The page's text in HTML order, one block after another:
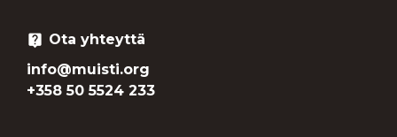
live_help Ota yhteyttä
info@muisti.org
+358 50 5524 233